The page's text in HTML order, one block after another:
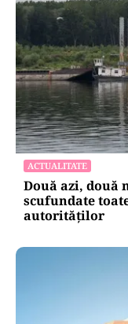
POLITICĂ
AUR și-a făcut
Nicușor Dan